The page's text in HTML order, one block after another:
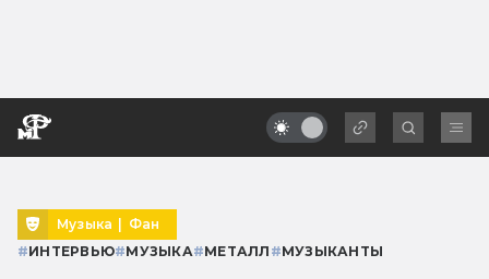
Музыка | Фан
#ИНТЕРВЬЮ#МУЗЫКА#МЕТАЛЛ #МУЗЫКАНТЫ